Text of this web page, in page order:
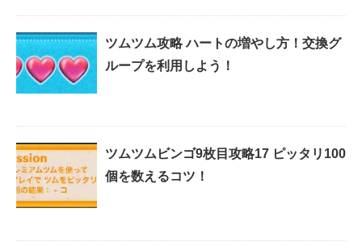
ツムツム攻略 ハートの増やし方！交換グ
ループを利用しよう！
ツムツムビンゴ9枚目攻略17 ピッタリ100
個を数えるコツ！